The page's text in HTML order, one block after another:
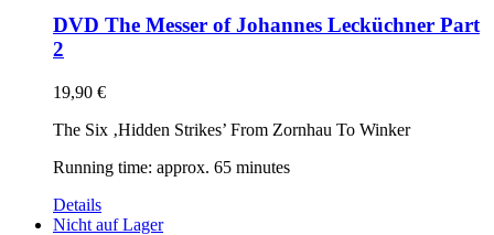
DVD The Messer of Johannes Lecküchner Part
2
19,90 €
The Six ‚Hidden Strikes’ From Zornhau To Winker
Running time: approx. 65 minutes
Details
Nicht auf Lager